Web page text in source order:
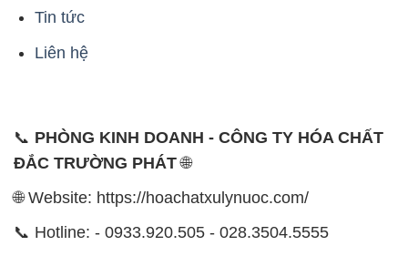
Tin tức
Liên hệ
📞 PHÒNG KINH DOANH - CÔNG TY HÓA CHẤT
ĐẮC TRƯỜNG PHÁT🌐
🌐 Website: https://hoachatxulynuoc.com/
📞 Hotline: - 0933.920.505 - 028.3504.5555